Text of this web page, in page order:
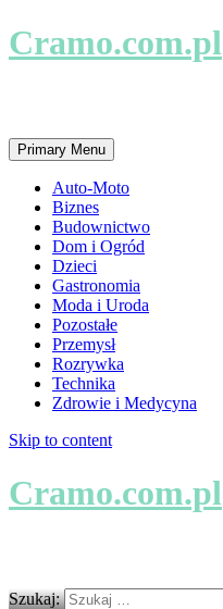
Cramo.com.pl
Primary Menu
Auto-Moto
Biznes
Budownictwo
Dom i Ogród
Dzieci
Gastronomia
Moda i Uroda
Pozostałe
Przemysł
Rozrywka
Technika
Zdrowie i Medycyna
Skip to content
Cramo.com.pl
Szukaj: